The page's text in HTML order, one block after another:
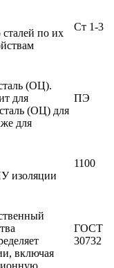
по их
Ст 1-3
(ОЦ).
для
(ОЦ) для
для
ПЭ
изоляции
1100
включая
ГОСТ
30732